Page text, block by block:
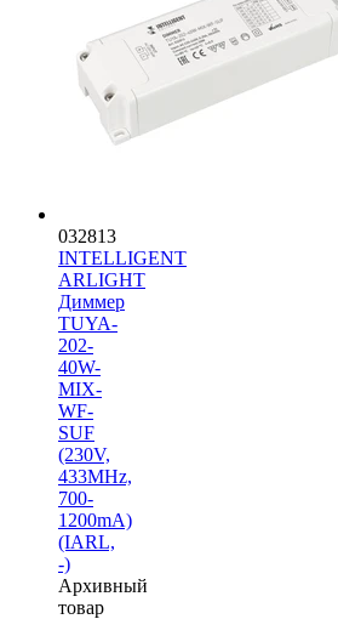
032813
INTELLIGENT
ARLIGHT
Диммер
TUYA-
202-
40W-
MIX-
WF-
SUF
(230V,
433MHz,
700-
1200mA)
(IARL,
-)
Архивный
товар